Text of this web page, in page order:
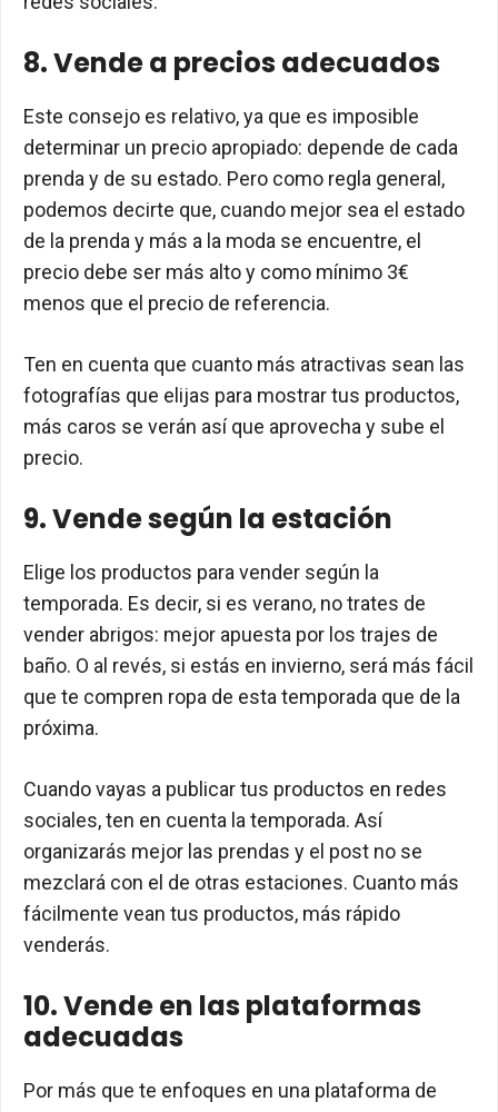
8. Vende a precios adecuados
Este consejo es relativo, ya que es imposible
determinar un precio apropiado: depende de cada
prenda y de su estado. Pero como regla general,
podemos decirte que, cuando mejor sea el estado
de la prenda y más a la moda se encuentre, el
precio debe ser más alto y como mínimo 3€
menos que el precio de referencia.
Ten en cuenta que cuanto más atractivas sean las
fotografías que elijas para mostrar tus productos,
más caros se verán así que aprovecha y sube el
precio.
9. Vende según la estación
Elige los productos para vender según la
temporada. Es decir, si es verano, no trates de
vender abrigos: mejor apuesta por los trajes de
baño. O al revés, si estás en invierno, será más fácil
que te compren ropa de esta temporada que de la
próxima.
Cuando vayas a publicar tus productos en redes
sociales, ten en cuenta la temporada. Así
organizarás mejor las prendas y el post no se
mezclará con el de otras estaciones. Cuanto más
fácilmente vean tus productos, más rápido
venderás.
10. Vende en las plataformas
adecuadas
Por más que te enfoques en una plataforma de